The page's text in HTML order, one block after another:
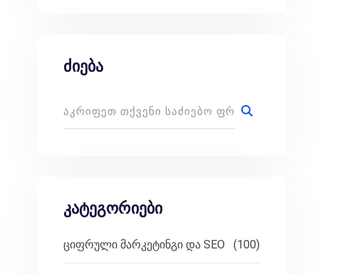
ძიება
კატეგორიები
ციფრული მარკეტინგი და SEO (100)